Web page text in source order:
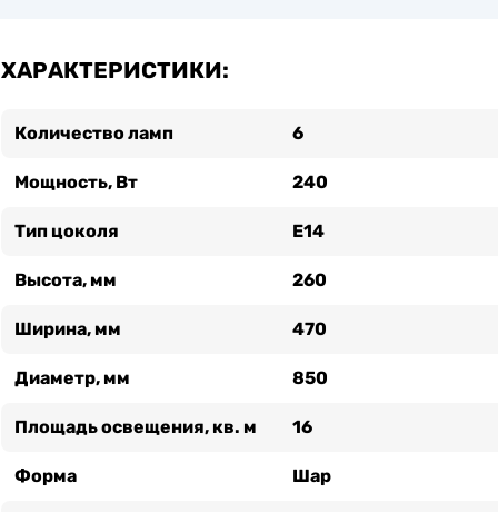
ХАРАКТЕРИСТИКИ:
Количество ламп 6
Мощность, Вт 240
Тип цоколя Е14
Высота, мм 260
Ширина, мм 470
Диаметр, мм 850
Площадь освещения, кв. м 16
Форма Шар